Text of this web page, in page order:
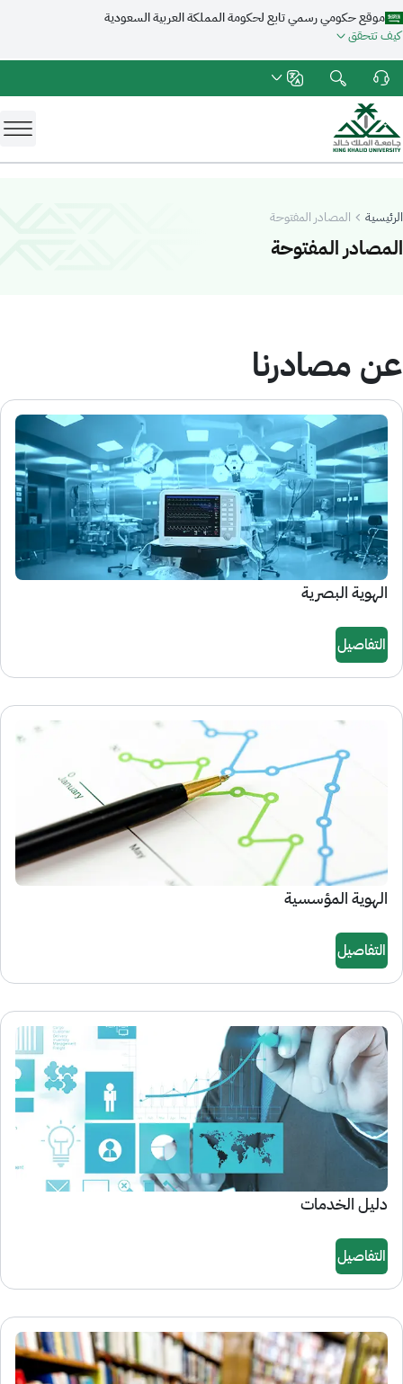
موقع حكومي رسمي تابع لحكومة المملكة العربية السعودية
كيف تتحقق
الرئيسية المصادر المفتوحة
المصادر المفتوحة
عن مصادرنا
الهوية البصرية
التفاصيل
الهوية المؤسسية
التفاصيل
دليل الخدمات
التفاصيل